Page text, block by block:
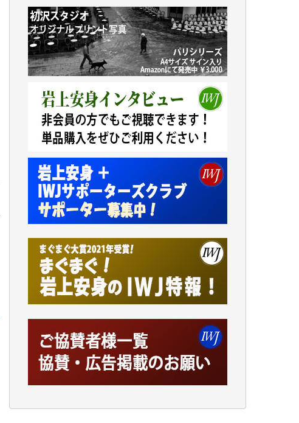
徳山匡 様
金 盛起 様
塩川 晃平 様
松本益美 様
井出 隆太 様
及川昭男 様
岩井祐子 様
藤田英之 様
藤岡比左志 様
井出 隆太 様
小池説夫 様
アオキカナメ 様
諸般の事情によりIWJ会費払えず今は非会員
です。市民側に立つ講演会にIWJのカメラマ
ンをよく拝見しております。コンテンツが失
お役立てください。（H.O.様）
今日、僅かですがカンパしました。（T.M.
様）
機を乗り切るには到底及ばない額ですが病気
の妻を抱えている私にとっては精一杯のカン
パです。
かねてよりIWJが発してきた膨大な取材記事
や解説記事、そして各界の方々とのインタビ